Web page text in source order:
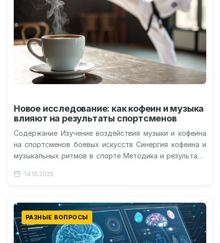
Новое исследование: как кофеин и музыка
влияют на результаты спортсменов
Содержание Изучение воздействия музыки и кофеина
на спортсменов боевых искусств Синергия кофеина и
музыкальных ритмов в спорте Методика и результаты
14.10.2025
РАЗНЫЕ ВОПРОСЫ